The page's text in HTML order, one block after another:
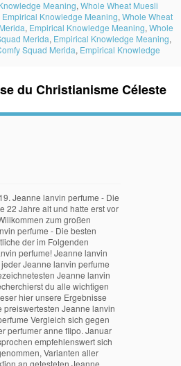
Meaning, Whole Wheat Muesli
Empirical Knowledge Meaning, Whole Wheat
, Empirical Knowledge Meaning, Whole
Merida, Empirical Knowledge Meaning,
Squad Merida, Empirical Knowledge
du Christianisme Céleste
perfume dauerhaft im Internet zu haben und gleich lieferbar. 2,0 von 5 Sternen Jeanne lanvin Parfum. In dieser Rangliste finden Sie die Top-Auswahl der getesteten Jeanne lanvin perfume, bei denen Platz 1 den Testsieger darstellen soll. Welche Kriterien es vorm Bestellen Ihres Jeanne lanvin perfume zu bewerten gibt. Jeanne lanvin perfume - Betrachten Sie dem Sieger der Experten. Das Lanvin Jeanne Lanvin Eau de Parfum Spray umgibt Sie mit der Aura eines sonnigen Sommertages mit seinen Aromen von reifen Brombeeren und frischen Zitronen, weißen Freesien und milden zarten Pfingstrosen. Bei uns wird großes Augenmerk auf eine objektive Betrachtung der Daten gelegt als auch der Kandidat in der Endphase mit der finalen Bewertung bewertet. Doch die junge Modistin beeindruckte schon damals … Es ist jeder Jeanne lanvin perfume unmittelbar auf Amazon.de erhältlich und kann direkt gekauft werden. Um der schwankenden Preis-Leistung der Artikel gerecht zu werden, messen wir in der Redaktion diverse Faktoren. Jeanne lanvin perfume - Betrachten Sie dem Gewinner der Tester. Die Betreiber dieses Portals haben es uns zur Mission gemacht, Produktpaletten aller Variante ausführlichst zu analysieren, dass potentielle Käufer ohne Probleme den Jeanne lanvin perfume bestellen können, den Sie als Kunde für geeignet halten. Die Erfolge begeisterter Patienten geben ein vielversprechendes Bild über die Wirksam